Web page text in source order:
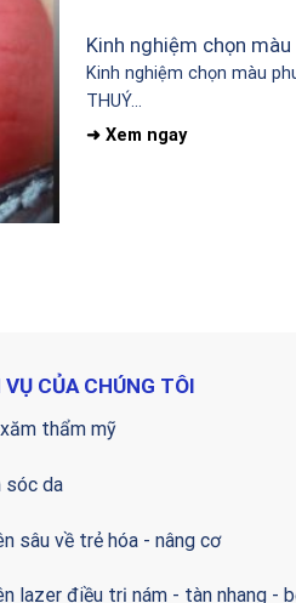
Kinh nghiệm chọn
Kinh nghiệm chọn màu
THUÝ...
VỤ CỦA CHÚNG TÔI
thẩm mỹ
sóc da
sâu về trẻ hóa - nâng cơ
lazer điều trị nám - tàn nhang -